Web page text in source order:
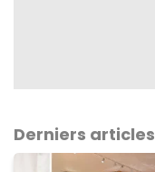
Derniers articles